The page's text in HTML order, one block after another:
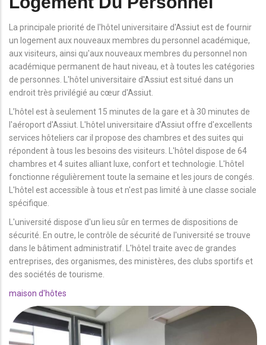
La principale priorité de l'hôtel universitaire d'Assiut est de fournir
un logement aux nouveaux membres du personnel académique,
aux visiteurs, ainsi qu'aux nouveaux membres du personnel non
académique permanent de haut niveau, et à toutes les catégories
de personnes. L'hôtel universitaire d'Assiut est situé dans un
endroit très privilégié au cœur d'Assiut.
L’hôtel est à seulement 15 minutes de la gare et à 30 minutes de
l'aéroport d'Assiut. L'hôtel universitaire d'Assiut offre d'excellents
services hôteliers car il propose des chambres et des suites qui
répondent à tous les besoins des visiteurs. L'hôtel dispose de 64
chambres et 4 suites alliant luxe, confort et technologie. L'hôtel
fonctionne régulièrement toute la semaine et les jours de congés.
L'hôtel est accessible à tous et n'est pas limité à une classe sociale
spécifique.
L'université dispose d'un lieu sûr en termes de dispositions de
sécurité. En outre, le contrôle de sécurité de l'université se trouve
dans le bâtiment administratif. L'hôtel traite avec de grandes
entreprises, des organismes, des ministères, des clubs sportifs et
des sociétés de tourisme.
maison d'hôtes